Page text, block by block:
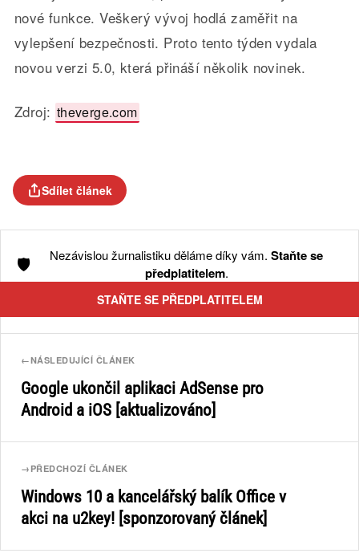
nové funkce. Veškerý vývoj hodlá zaměřit na
vylepšení bezpečnosti. Proto tento týden vydala
novou verzi 5.0, která přináší několik novinek.
Zdroj: theverge.com
Sdílet článek
🛡️ Nezávislou žurnalistiku děláme díky vám. Staňte se
předplatitelem.
STAŇTE SE PŘEDPLATITELEM
←NÁSLEDUJÍCÍ ČLÁNEK
Google ukončil aplikaci AdSense pro
Android a iOS [aktualizováno]
→ PŘEDCHOZÍ ČLÁNEK
Windows 10 a kancelářský balík Office v
akci na u2key! [sponzorovaný článek]